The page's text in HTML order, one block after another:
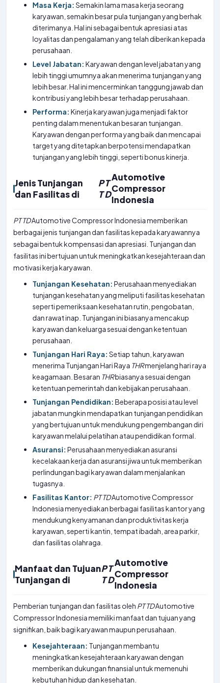
Masa Kerja: Semakin lama masa kerja seorang
karyawan, semakin besar pula tunjangan yang berhak
diterimanya. Hal ini sebagai bentuk apresiasi atas
loyalitas dan pengalaman yang telah diberikan kepada
perusahaan.
Level Jabatan: Karyawan dengan level jabatan yang
lebih tinggi umumnya akan menerima tunjangan yang
lebih besar. Hal ini mencerminkan tanggung jawab dan
kontribusi yang lebih besar terhadap perusahaan.
Performa: Kinerja karyawan juga menjadi faktor
penting dalam menentukan besaran tunjangan.
Karyawan dengan performa yang baik dan mencapai
target yang ditetapkan berpotensi mendapatkan
tunjangan yang lebih tinggi, seperti bonus kinerja.
Jenis Tunjangan
dan Fasilitas di
P
T
T
D
Automotive
Compressor
Indonesia
PTTDAutomotive Compressor Indonesia memberikan
berbagai jenis tunjangan dan fasilitas kepada karyawannya
sebagai bentuk kompensasi dan apresiasi. Tunjangan dan
fasilitas ini bertujuan untuk meningkatkan kesejahteraan dan
motivasi kerja karyawan.
Tunjangan Kesehatan: Perusahaan menyediakan
tunjangan kesehatan yang meliputi fasilitas kesehatan
seperti pemeriksaan kesehatan rutin, pengobatan,
dan rawat inap. Tunjangan ini biasanya mencakup
karyawan dan keluarga sesuai dengan ketentuan
perusahaan.
Tunjangan Hari Raya: Setiap tahun, karyawan
menerima Tunjangan Hari Raya THRmenjelang hari raya
keagamaan. Besaran THRbiasanya sesuai dengan
ketentuan pemerintah dan kebijakan perusahaan.
Tunjangan Pendidikan: Beberapa posisi atau level
jabatan mungkin mendapatkan tunjangan pendidikan
yang bertujuan untuk mendukung pengembangan diri
karyawan melalui pelatihan atau pendidikan formal.
Asuransi: Perusahaan menyediakan asuransi
kecelakaan kerja dan asuransi jiwa untuk memberikan
perlindungan bagi karyawan dalam menjalankan
tugasnya.
Fasilitas Kantor: PTTDAutomotive Compressor
Indonesia menyediakan berbagai fasilitas kantor yang
mendukung kenyamanan dan produktivitas kerja
karyawan, seperti kantin, tempat ibadah, area parkir,
dan fasilitas olahraga.
Manfaat dan Tujuan
Tunjangan di
P
T
T
D
Automotive
Compressor
Indonesia
Pemberian tunjangan dan fasilitas oleh PTTDAutomotive
Compressor Indonesia memiliki manfaat dan tujuan yang
signifikan, baik bagi karyawan maupun perusahaan.
Kesejahteraan: Tunjangan membantu
meningkatkan kesejahteraan karyawan dengan
memberikan dukungan finansial untuk memenuhi
kebutuhan hidup dan kesehatan.